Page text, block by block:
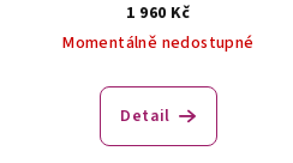
AUTORSKÁ TVORBA ŠPERKŮ
Z MINERÁLŮ
1 960 Kč
Momentálně nedostupné
Detail